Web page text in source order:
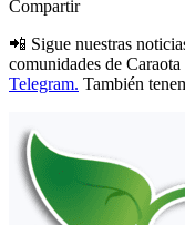
Compartir
📲 Sigue nuestras
comunidades de
Telegram. También